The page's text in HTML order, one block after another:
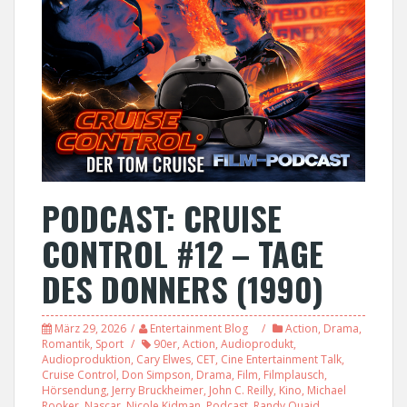
PODCAST: CRUISE
CONTROL #12 – TAGE
DES DONNERS (1990)
März 29, 2026 Entertainment Blog Action, Drama,
Romantik, Sport 90er, Action, Audioprodukt,
Audioproduktion, Cary Elwes, CET, Cine Entertainment Talk,
Cruise Control, Don Simpson, Drama, Film, Filmplausch,
Hörsendung, Jerry Bruckheimer, John C. Reilly, Kino, Michael